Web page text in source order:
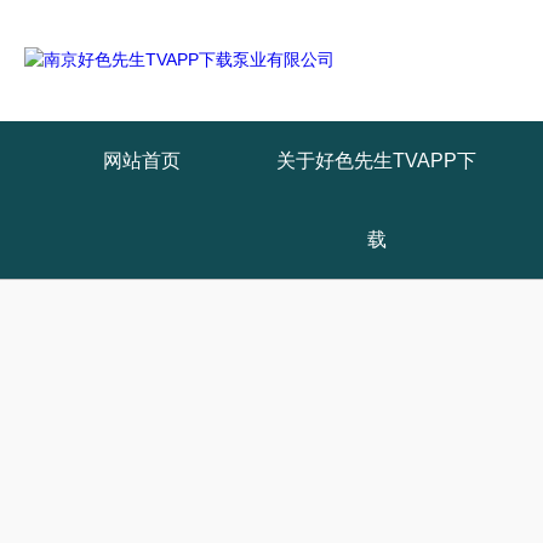
网站首页 关于好色先生TVAPP下
载